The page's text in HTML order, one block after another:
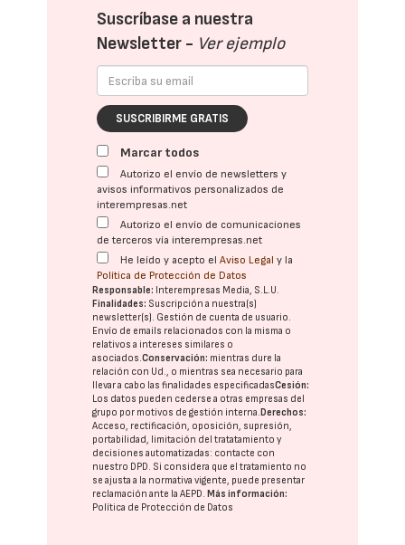
Suscríbase a nuestra
Newsletter - Ver ejemplo
SUSCRIBIRME GRATIS
Marcar todos
Autorizo el envío de newsletters y
avisos informativos personalizados de
interempresas.net
Autorizo el envío de comunicaciones
de terceros vía interempresas.net
He leído y acepto elAviso Legal y la
Política de Protección de Datos
Responsable: Interempresas Media, S.L.U.
Finalidades: Suscripción a nuestra(s)
newsletter(s). Gestión de cuenta de usuario.
Envío de emails relacionados con la misma o
relativos a intereses similares o
asociados.Conservación: mientras dure la
relación con Ud., o mientras sea necesario para
llevar a cabo las finalidades especificadasCesión:
Los datos pueden cederse a otras empresas del
grupo por motivos de gestión interna. Derechos:
Acceso, rectificación, oposición, supresión,
portabilidad, limitación del tratatamiento y
decisiones automatizadas: contacte con
nuestro DPD. Si considera que el tratamiento no
se ajusta a la normativa vigente, puede presentar
reclamación ante laAEPD. Más información:
Política de Protección de Datos